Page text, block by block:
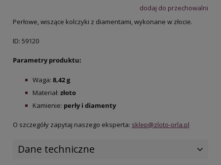
dodaj do przechowalni
Perłowe, wiszące kolczyki z diamentami, wykonane w złocie.
ID: 59120
Parametry produktu:
Waga: 8,42 g
Materiał: złoto
Kamienie: perły i diamenty
O szczegóły zapytaj naszego eksperta: sklep@zloto-orla.pl
Dane techniczne